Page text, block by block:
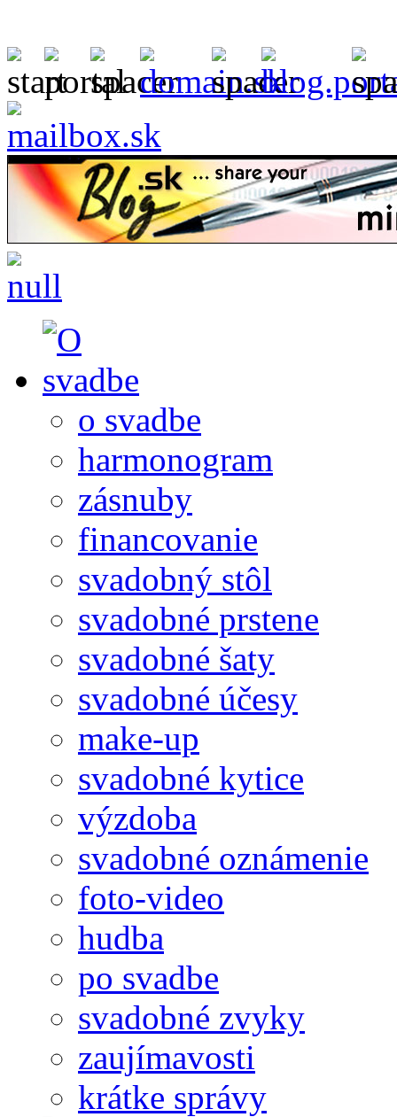
o svadbe
harmonogram
zásnuby
financovanie
svadobný stôl
svadobné prstene
svadobné šaty
svadobné účesy
make-up
svadobné kytice
výzdoba
svadobné oznámenie
foto-video
hudba
po svadbe
svadobné zvyky
zaujímavosti
krátke správy